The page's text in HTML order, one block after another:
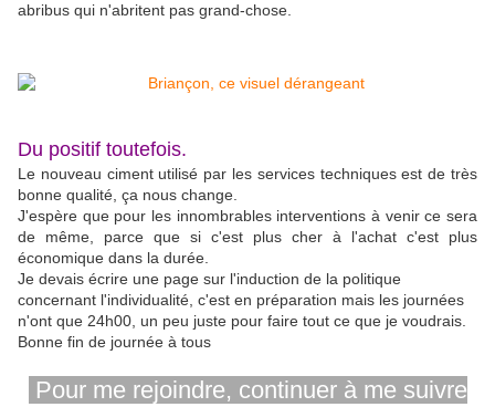
abribus qui n'abritent pas grand-chose.
Du positif toutefois.
Le nouveau ciment utilisé par les services techniques est de très
bonne qualité, ça nous change.
J'espère que pour les innombrables interventions à venir ce sera
de même, parce que si c'est plus cher à l'achat c'est plus
économique dans la durée.
Je devais écrire une page sur l'induction de la politique
concernant l'individualité, c'est en préparation mais les journées
n'ont que 24h00, un peu juste pour faire tout ce que je voudrais.
Bonne fin de journée à tous
Pour me rejoindre, continuer à me suivre